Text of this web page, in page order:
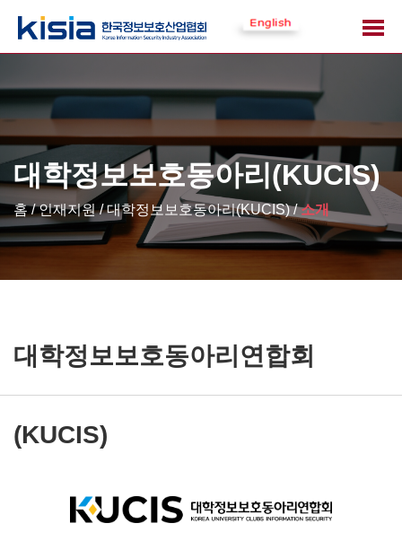
대학정보보호동아리(KUCIS)
홈 / 인재지원 /대학정보보호동아리(KUCIS) /소개
대학정보보호동아리연합회
(KUCIS)